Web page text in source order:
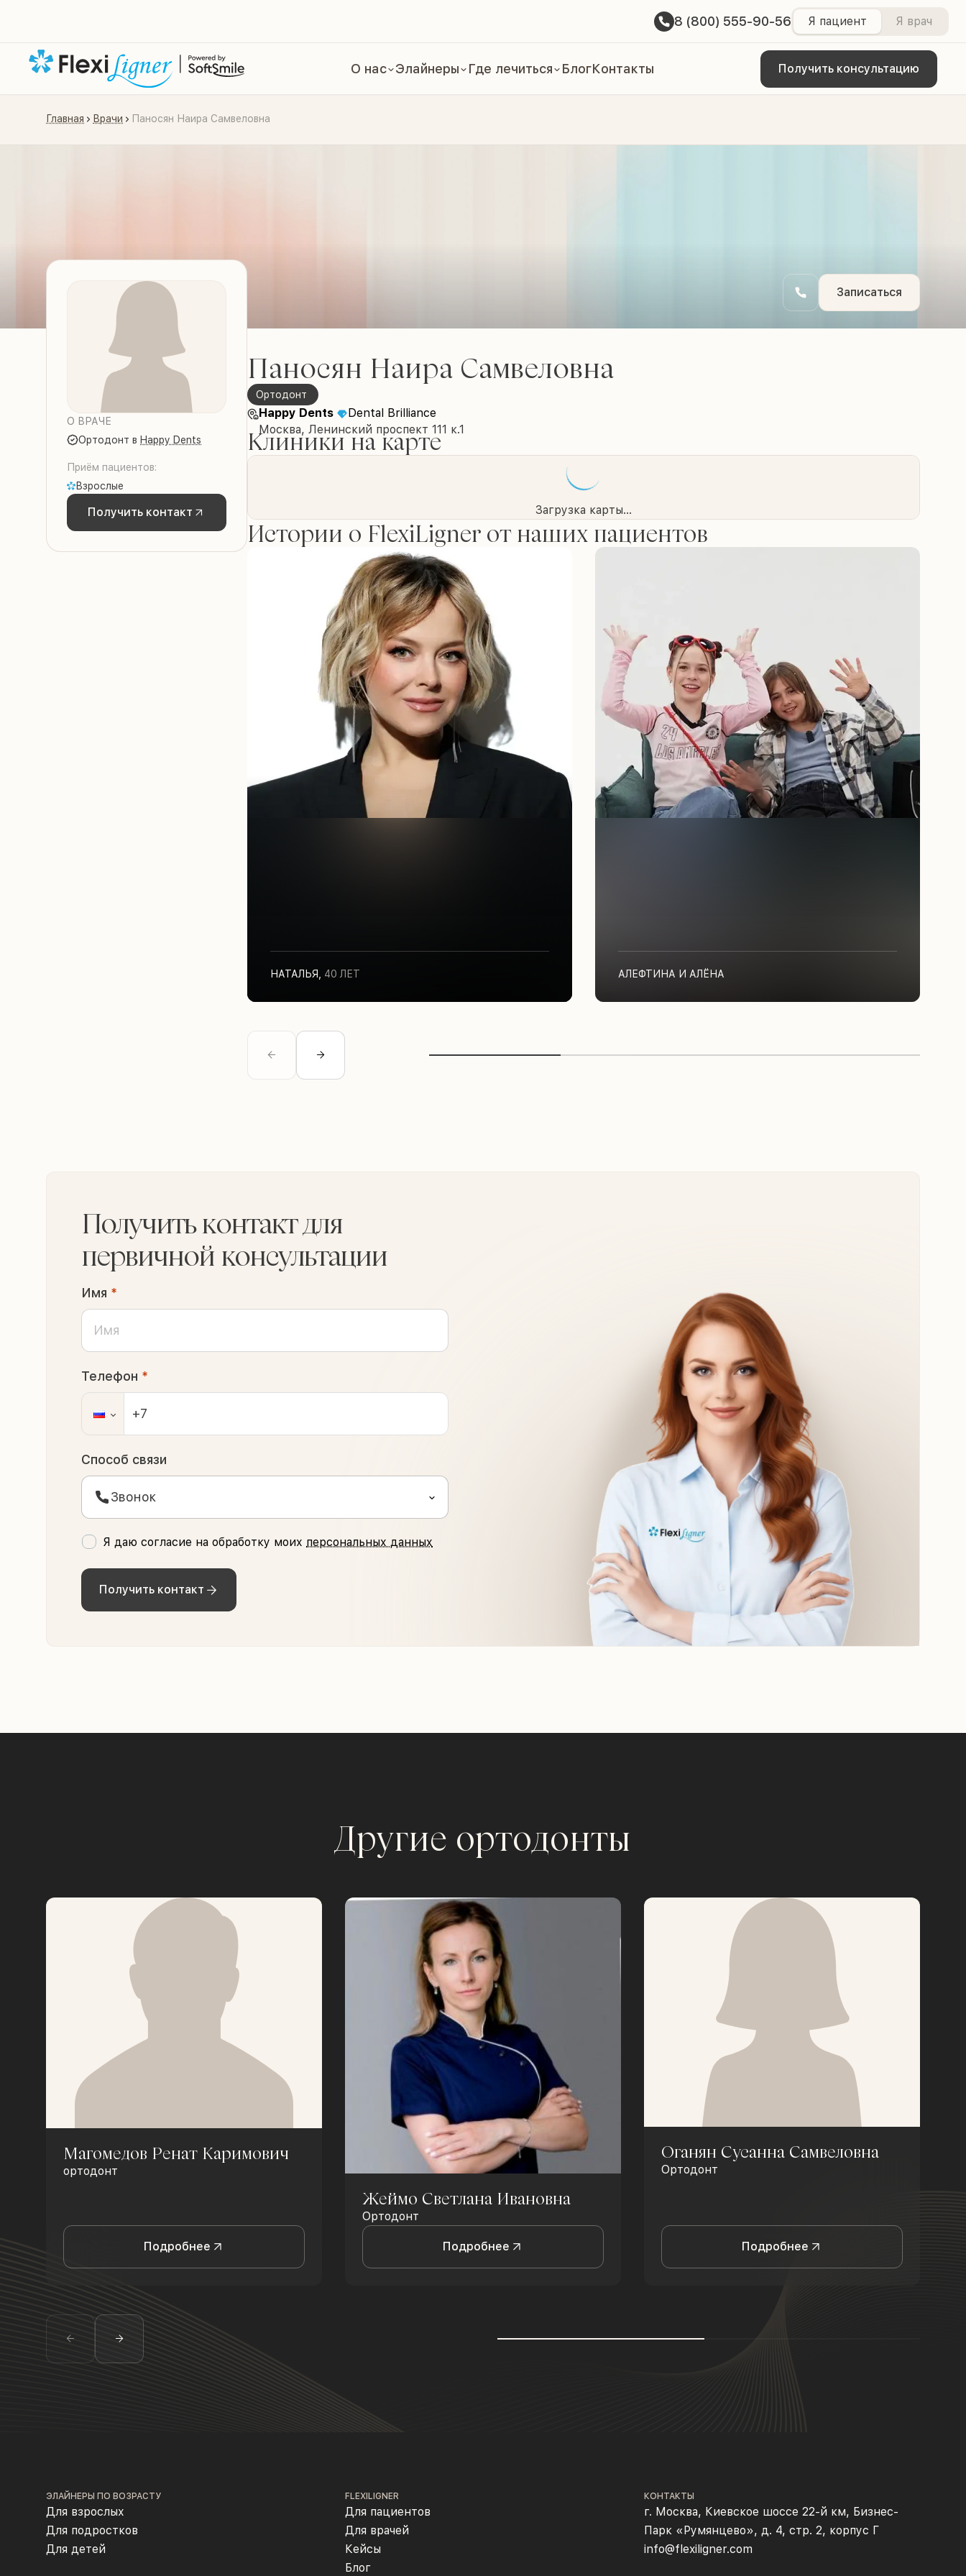
8 (800) 555-90-56 Я пациент Я врач
О нас Элайнеры Где лечиться БлогКонтакты Получить консультацию
Главная Врачи Паносян Наира Самвеловна
Записаться
О ВРАЧЕ
Ортодонт в Happy Dents
Приём пациентов:
Взрослые
Получить контакт
Паносян Наира Самвеловна
Ортодонт
Happy Dents
Dental Brilliance
Москва, Ленинский проспект 111 к.1
Клиники на карте
Загрузка карты...
Истории о FlexiLigner от наших пациентов
НАТАЛЬЯ 40 ЛЕТ АЛЕФТИНА И АЛЁНА
Получить контакт для
первичной консультации
Имя *
Телефон *
Способ связи
Звонок
Я даю согласие на обработку моих персональных данных
Получить контакт
Другие ортодонты
Магомедов Ренат Каримович
ортодонт
Подробнее
Жеймо Светлана Ивановна
Ортодонт
Подробнее
Оганян Сусанна Самвеловна
Ортодонт
Подробнее
ЭЛАЙНЕРЫ ПО ВОЗРАСТУ
Для взрослых
Для подростков
Для детей
FLEXILIGNER
Для пациентов
Для врачей
Кейсы
Блог
КОНТАКТЫ
г. Москва, Киевское шоссе 22-й км, Бизнес-
Парк «Румянцево», д. 4, стр. 2, корпус Г
info@flexiligner.com